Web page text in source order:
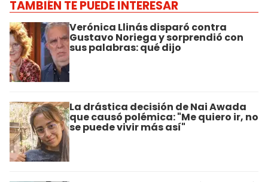
TAMBIÉN TE PUEDE INTERESAR
Verónica Llinás disparó contra
Gustavo Noriega y sorprendió con
sus palabras: qué dijo
La drástica decisión de Nai Awada
que causó polémica: "Me quiero ir, no
se puede vivir más así"